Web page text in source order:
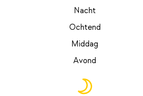
Nacht
Ochtend
Middag
Avond